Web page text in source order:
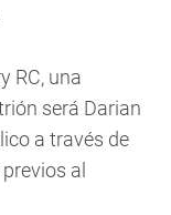
RC, una
será Darian
a través de
al